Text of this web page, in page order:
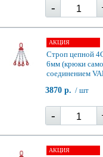
-
АКЦИЯ
Строп цепной
6мм (крюки
соединением
3870 р. / шт
-
АКЦИЯ